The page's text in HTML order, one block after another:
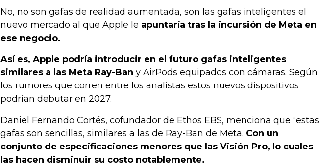
No, no son gafas de realidad aumentada, son las gafas inteligentes el
nuevo mercado al que Apple le apuntaría tras la incursión de Meta en
ese negocio.
Así es, Apple podría introducir en el futuro gafas inteligentes
similares a las Meta Ray-Ban y AirPods equipados con cámaras. Según
los rumores que corren entre los analistas estos nuevos dispositivos
podrían debutar en 2027.
Daniel Fernando Cortés, cofundador de Ethos EBS, menciona que “estas
gafas son sencillas, similares a las de Ray-Ban de Meta. Con un
conjunto de especificaciones menores que las Visión Pro, lo cuales
las hacen disminuir su costo notablemente.